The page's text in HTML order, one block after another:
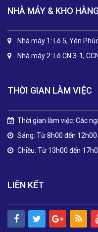
NHÀ MÁY & KHO
Nhà máy 1: Lô 5, Yên
Nhà máy 2: Lô CN 3-1,
THỜI GIAN LÀM VIỆC
Thời gian làm việc: Các
Sáng: Từ 8h00 đến 12h00
Chiều: Từ 13h00 đến
LIÊN KẾT